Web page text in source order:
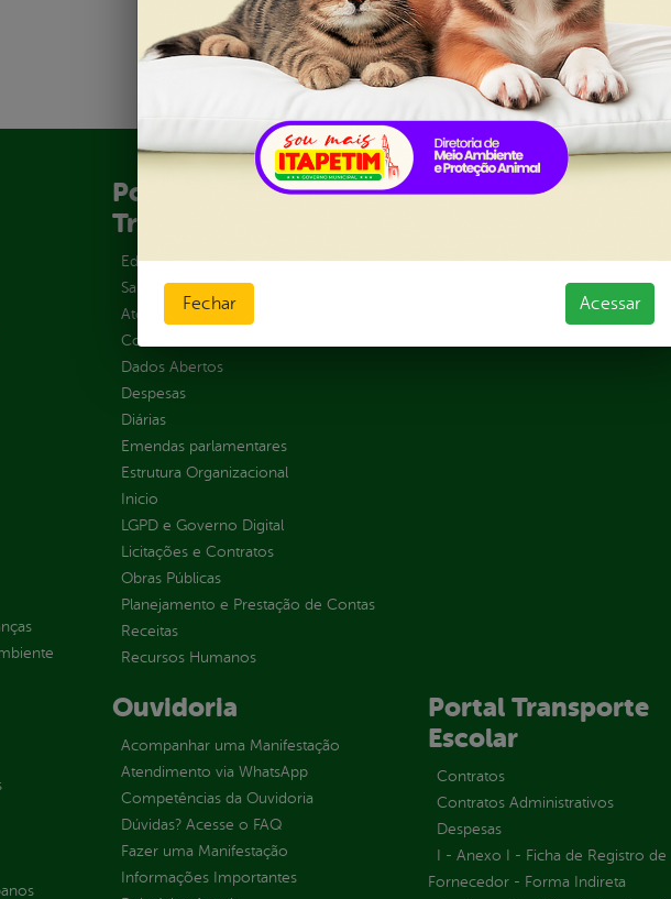
Portal da
Transparência
Educação
Saúde
Atos normativos
Convênios e Transferências
Dados Abertos
Despesas
Diárias
Emendas parlamentares
Estrutura Organizacional
Inicio
LGPD e Governo Digital
Licitações e Contratos
Obras Públicas
Planejamento e Prestação de Contas
Receitas
Recursos Humanos
Carta de Serviços
Ouvidoria
Acompanhar uma Manifestação
Atendimento via WhatsApp
Competências da Ouvidoria
Dúvidas? Acesse o FAQ
Fazer uma Manifestação
Informações Importantes
Portal Transporte
Escolar
Contratos
Contratos Administrativos
Despesas
I - Anexo I - Ficha de Registro de
Fornecedor - Forma Indireta
Fechar Acessar